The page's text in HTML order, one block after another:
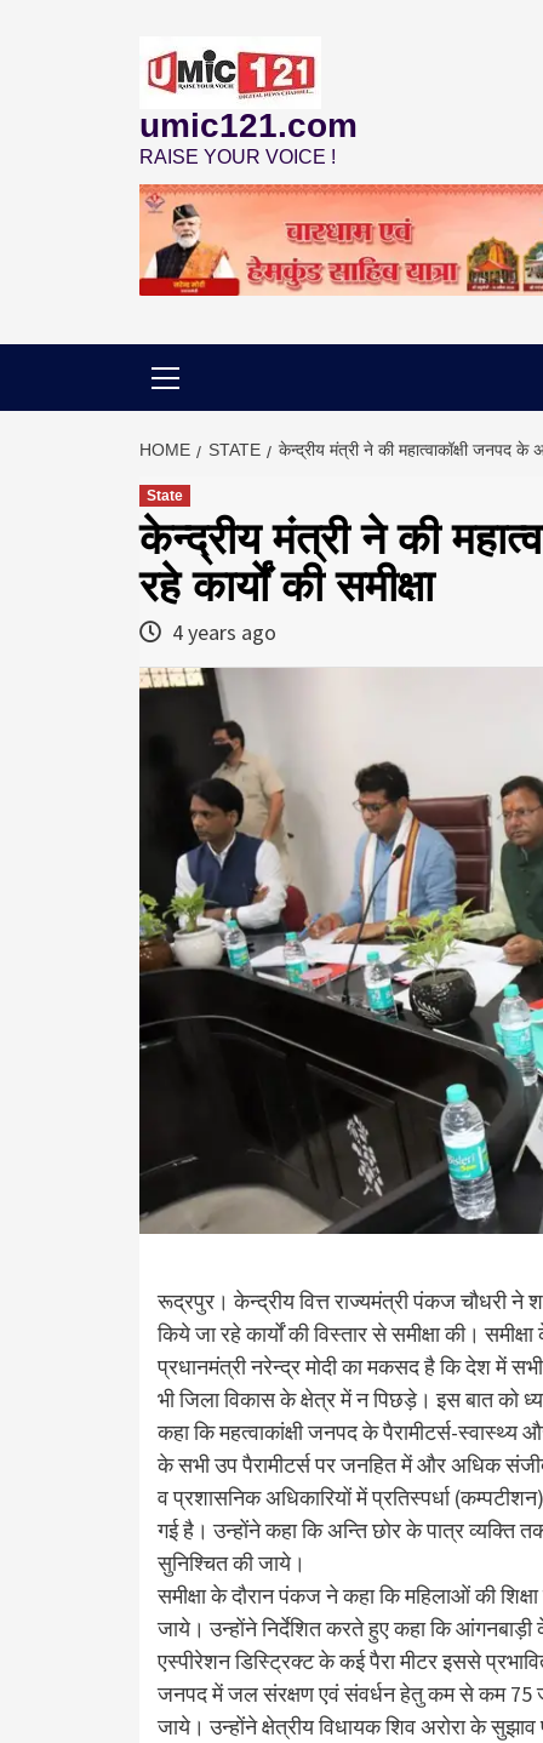
umic121.com
RAISE YOUR VOICE !
HOME STATE केन्द्रीय मंत्री ने की महात्वाकॉक्षी जनपद के
State
केन्द्रीय मंत्री ने की
रहे कार्यों की समीक्षा
4 years ago
रूद्रपुर। केन्द्रीय वित्त राज्यमंत्री पंकज चौधरी ने
किये जा रहे कार्यों की विस्तार से समीक्षा की।
प्रधानमंत्री नरेन्द्र मोदी का मकसद है कि देश में
भी जिला विकास के क्षेत्र में न पिछड़े। इस बात को
कहा कि महत्वाकांक्षी जनपद के पैरामीटर्स-स्वास्थ्य
के सभी उप पैरामीटर्स पर जनहित में और अधिक
व प्रशासनिक अधिकारियों में प्रतिस्पर्धा
गई है। उन्होंने कहा कि अन्ति छोर के पात्र
सुनिश्चित की जाये।
समीक्षा के दौरान पंकज ने कहा कि महिलाओं की
जाये। उन्होंने निर्देशित करते हुए कहा कि
एस्पीरेशन डिस्ट्रिक्ट के कई पैरा मीटर इससे
जनपद में जल संरक्षण एवं संवर्धन हेतु कम से कम 75
जाये। उन्होंने क्षेत्रीय विधायक शिव अरोरा के